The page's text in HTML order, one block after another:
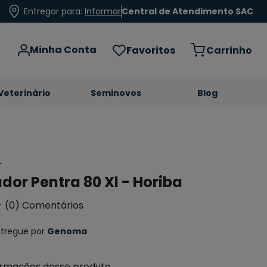
Entregar para:InformarCentral de Atendimento SAC
Minha Conta Favoritos
Seminovos Blog
Pentra 80 Xl - Horiba
(0)
por Genoma